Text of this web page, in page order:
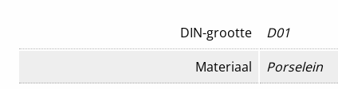
DIN-grootte
D01
Materiaal
Porselein